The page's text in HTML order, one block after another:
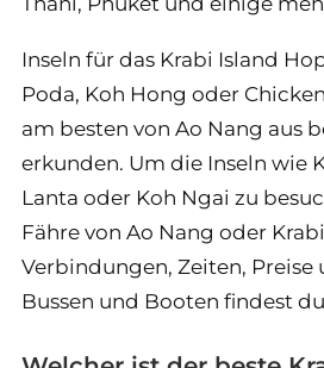
Inseln für das Krabi Island
Poda, Koh Hong oder
am besten von Ao Nang aus
erkunden. Um die Inseln wie
Lanta oder Koh Ngai zu
Fähre von Ao Nang oder
Verbindungen, Zeiten, Preise
Bussen und Booten findest